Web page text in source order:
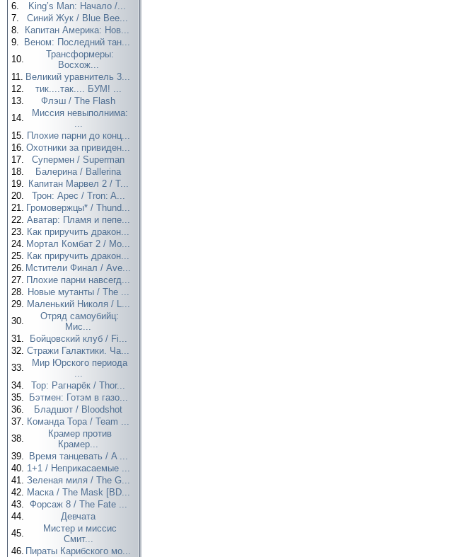
6.
King’s Man: Начало /...
7.
Синий Жук / Blue Bee...
8.
Капитан Америка: Нов...
9.
Веном: Последний тан...
10.
Трансформеры:
Восхож...
11. Великий уравнитель 3...
12.
тик....так.... БУМ! ...
13.
Флэш / The Flash
14.
Миссия невыполнима:
...
15. Плохие парни до конц...
16. Охотники за привиден...
17.
Супермен / Superman
18.
Балерина / Ballerina
19. Капитан Марвел 2 / T...
20.
Трон: Арес / Tron: A...
21. Громовержцы* / Thund...
22. Аватар: Пламя и пепе...
23. Как приручить дракон...
24. Мортал Комбат 2 / Mo...
25. Как приручить дракон...
26. Мстители Финал / Ave...
27. Плохие парни навсегд...
28. Новые мутанты / The ...
29. Маленький Николя / L...
30.
Отряд самоубийц:
Мис...
31.
Бойцовский клуб / Fi...
32. Стражи Галактики. Ча...
33.
Мир Юрского периода
...
34.
Тор: Рагнарёк / Thor...
35.
Бэтмен: Готэм в газо...
36.
Бладшот / Bloodshot
37. Команда Тора / Team ...
38.
Крамер против
Крамер...
39.
Время танцевать / A ...
40. 1+1 / Неприкасаемые ...
41. Зеленая миля / The G...
42. Маска / The Mask [BD...
43. Форсаж 8 / The Fate ...
44.
Девчата
45.
Мистер и миссис
Смит...
46. Пираты Карибского мо...